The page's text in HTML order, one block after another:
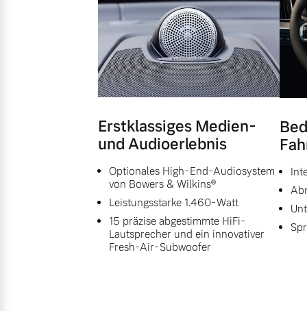
Erstklassiges Medien-
und Audioerlebnis
Optionales High-End-Audiosystem
von Bowers & Wilkins®
Leistungsstarke 1.460-Watt
15 präzise abgestimmte HiFi-
Lautsprecher und ein innovativer
Fresh-Air-Subwoofer